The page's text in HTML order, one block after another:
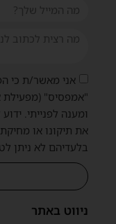
ניווט באתר
אני מאשר/ת כי
"אמפסיס" (מפעילת
ומענה לפנייתי.
את תיקונו או
בלעדיהם לא ניתן